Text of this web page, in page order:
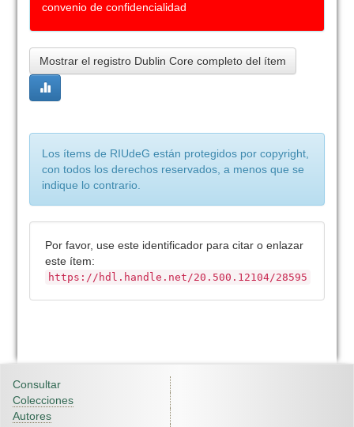
convenio de confidencialidad
Mostrar el registro Dublin Core completo del ítem
Los ítems de RIUdeG están protegidos por copyright,
con todos los derechos reservados, a menos que se
indique lo contrario.
Por favor, use este identificador para citar o enlazar
este ítem:
https://hdl.handle.net/20.500.12104/28595
Consultar
Colecciones
Autores